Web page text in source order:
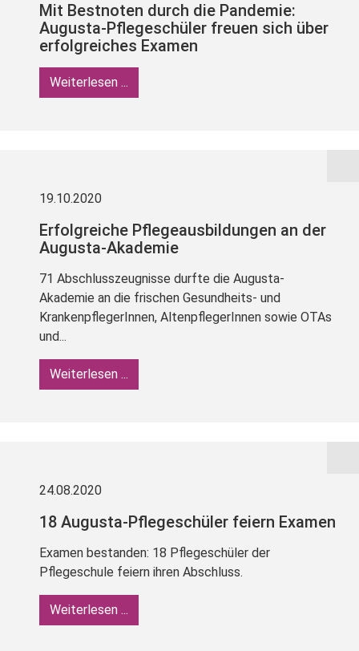
Mit Bestnoten durch die Pandemie:
Augusta-Pflegeschüler freuen sich über
erfolgreiches Examen
Weiterlesen ...
19.10.2020
Erfolgreiche Pflegeausbildungen an der
Augusta-Akademie
71 Abschlusszeugnisse durfte die Augusta-
Akademie an die frischen Gesundheits- und
KrankenpflegerInnen, AltenpflegerInnen sowie OTAs
und...
Weiterlesen ...
24.08.2020
18 Augusta-Pflegeschüler feiern Examen
Examen bestanden: 18 Pflegeschüler der
Pflegeschule feiern ihren Abschluss.
Weiterlesen ...